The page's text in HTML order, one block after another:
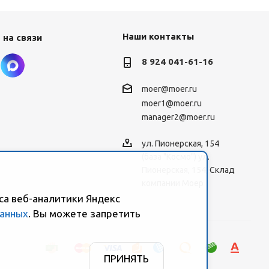
веб-аналитики Яндекс
. Вы можете запретить
ПРИНЯТЬ
связи Наши контакты
8 924 041-61-16
moer@moer.ru
moer1@moer.ru
manager2@moer.ru
ул. Пионерская, 154
(база "Космо") ул.
Пионерская, 154, Склад